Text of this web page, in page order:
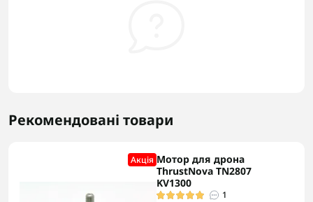
Рекомендовані товари
Акцiя Мотор для дрона
ThrustNova TN2807
KV1300
1